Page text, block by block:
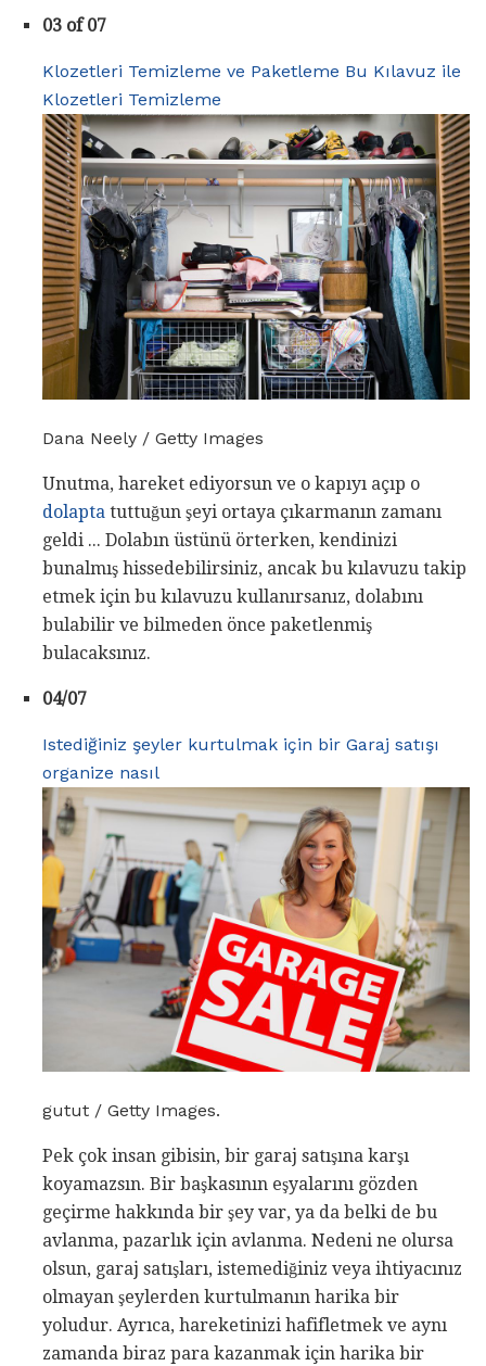
03 of 07
Klozetleri Temizleme ve Paketleme Bu Kılavuz ile
Klozetleri Temizleme
Dana Neely / Getty Images
Unutma, hareket ediyorsun ve o kapıyı açıp o
dolapta tuttuğun şeyi ortaya çıkarmanın zamanı
geldi ... Dolabın üstünü örterken, kendinizi
bunalmış hissedebilirsiniz, ancak bu kılavuzu takip
etmek için bu kılavuzu kullanırsanız, dolabını
bulabilir ve bilmeden önce paketlenmiş
bulacaksınız.
04/07
Istediğiniz şeyler kurtulmak için bir Garaj satışı
organize nasıl
gutut / Getty Images.
Pek çok insan gibisin, bir garaj satışına karşı
koyamazsın. Bir başkasının eşyalarını gözden
geçirme hakkında bir şey var, ya da belki de bu
avlanma, pazarlık için avlanma. Nedeni ne olursa
olsun, garaj satışları, istemediğiniz veya ihtiyacınız
olmayan şeylerden kurtulmanın harika bir
yoludur. Ayrıca, hareketinizi hafifletmek ve aynı
zamanda biraz para kazanmak için harika bir